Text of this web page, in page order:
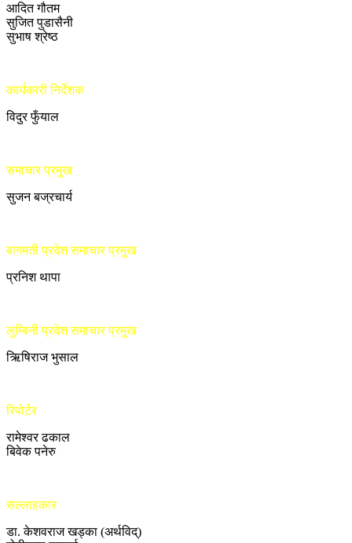
आदित गौतम
सुजित पुडासैनी
सुभाष श्रेष्ठ
कार्यकारी निर्देशक
विदुर फुँयाल
समाचार प्रमुख
सुजन बज्रचार्य
बागमती प्रदेश समाचार प्रमुख
प्रनिश थापा
लुम्बिनी प्रदेश समाचार प्रमुख
ऋिषिराज भुसाल
रिपोर्टर
रामेश्वर ढकाल
बिवेक पनेरु
सल्लाहकार
डा. केशवराज खड्का (अर्थविद्)